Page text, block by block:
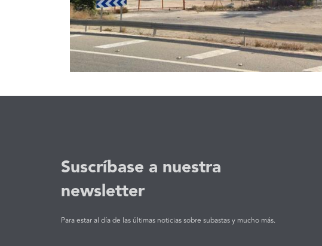
Suscríbase a nuestra
newsletter
Para estar al día de las últimas noticias sobre subastas y mucho más.